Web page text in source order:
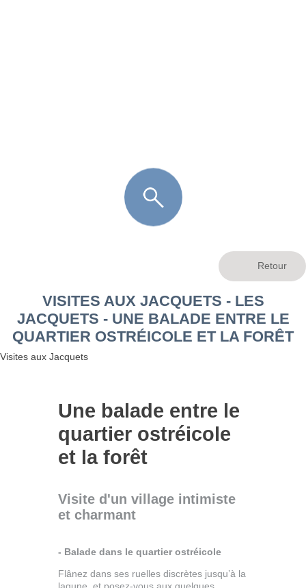
VISITES AUX JACQUETS - LES
JACQUETS - UNE BALADE ENTRE LE
QUARTIER OSTRÉICOLE ET LA FORÊT
Visites aux Jacquets
Une balade entre le
quartier ostréicole
et la forêt
Visite d'un village intimiste
et charmant
- Balade dans le quartier ostréicole
Flânez dans ses ruelles discrètes jusqu’à la